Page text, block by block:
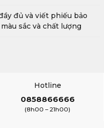
đủ và viết phiếu bảo
sắc và chất lượng
Hotline
0858866666
(8h00 – 21h00)